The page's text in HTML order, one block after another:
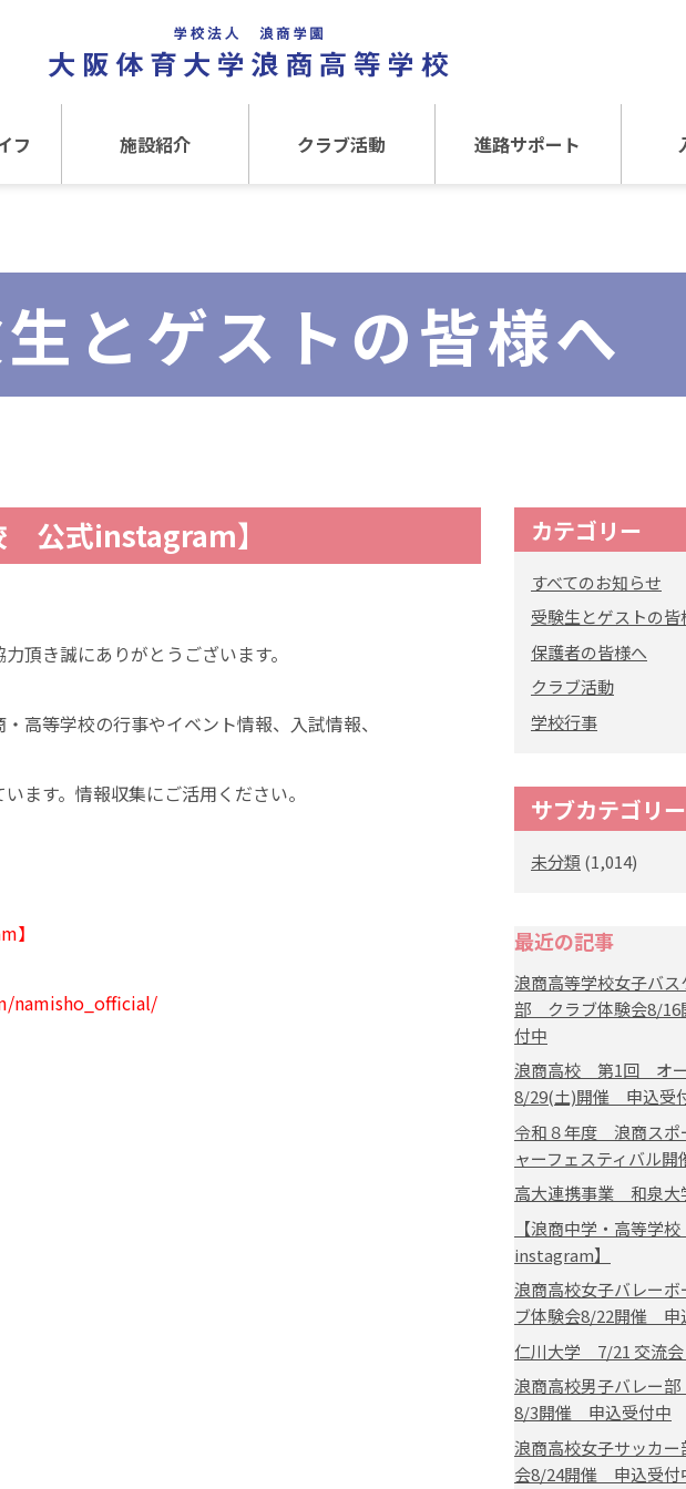
フ 施設紹介 クラブ活動
文化クラブ
進路サポート
大阪体育大学
内部進学について
とゲストの皆様へ
公式instagram】
頂き誠にありがとうございます。
高等学校の行事やイベント情報、入試情報、
ます。情報収集にご活用ください。
】
namisho_official/
カテゴリー
すべてのお知らせ
受験生とゲストの皆
保護者の皆様へ
クラブ活動
学校行事
サブカテゴリー
未分類 (1,014)
最近の記事
浪商高等学校女子バス
部 クラブ体験会8/
付中
浪商高校 第1回 オー
8/29(土)開催 申込受
令和８年度 浪商スポ
ャーフェスティバル開
高大連携事業 和泉
【浪商中学・高等学
instagram】
浪商高校女子バレー
ブ体験会8/22開催 申
仁川大学 7/21 交流
浪商高校男子バレー
8/3開催 申込受付中
浪商高校女子サッカー
会8/24開催 申込受付